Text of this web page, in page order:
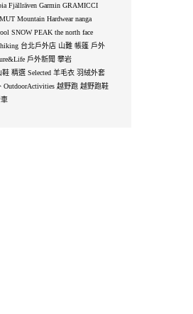
Fjällräven Garmin GRAMICCI
Mountain Hardwear nanga
SNOW PEAK the north face
台北戶外店 山難 帳篷 戶外
戶外新聞 攀岩
鞋 精選 Selected 羊毛衣 羽絨外套
OutdoorActivities 越野跑 越野跑鞋